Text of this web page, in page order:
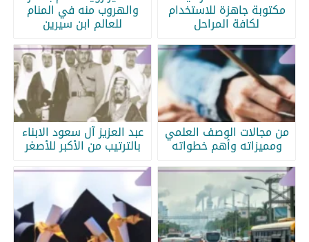
مكتوبة جاهزة للاستخدام
لكافة المراحل
والهروب منه في المنام
للعالم ابن سيرين
من مجالات الوصف العلمي
ومميزاته وأهم خطواته
عبد العزيز آل سعود الابناء
بالترتيب من الأكبر للأصغر